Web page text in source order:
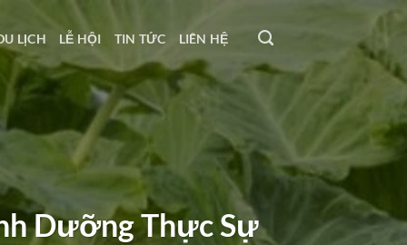
LỊCH LỄ HỘI TIN TỨC LIÊN HỆ
Dưỡng Thực Sự